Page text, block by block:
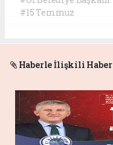
#15 Temmuz
Haberle İlişkili Haber